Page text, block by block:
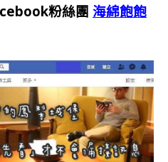
粉絲團 海綿飽飽